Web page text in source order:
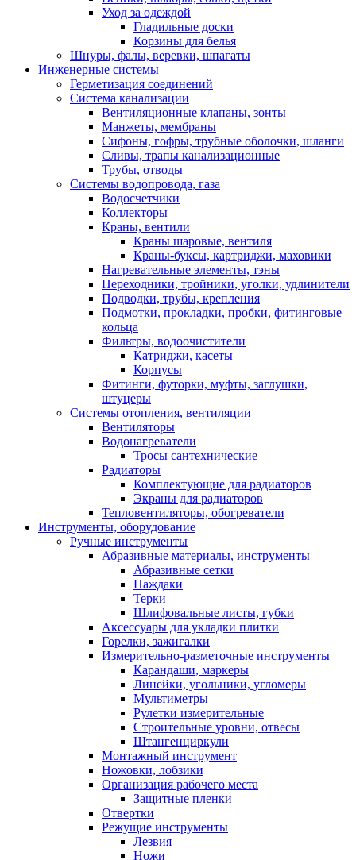
Уход за одеждой
Гладильные доски
Корзины для белья
Шнуры, фалы, веревки, шпагаты
Инженерные системы
Герметизация соединений
Система канализации
Вентиляционные клапаны, зонты
Манжеты, мембраны
Сифоны, гофры, трубные оболочки, шланги
Сливы, трапы канализационные
Трубы, отводы
Системы водопровода, газа
Водосчетчики
Коллекторы
Краны, вентили
Краны шаровые, вентиля
Краны-буксы, картриджи, маховики
Нагревательные элементы, тэны
Переходники, тройники, уголки, удлинители
Подводки, трубы, крепления
Подмотки, прокладки, пробки, фитинговые
кольца
Фильтры, водоочистители
Катриджи, касеты
Корпусы
Фитинги, футорки, муфты, заглушки,
штуцеры
Системы отопления, вентиляции
Вентиляторы
Водонагреватели
Тросы сантехнические
Радиаторы
Комплектующие для радиаторов
Экраны для радиаторов
Тепловентиляторы, обогреватели
Инструменты, оборудование
Ручные инструменты
Абразивные материалы, инструменты
Абразивные сетки
Наждаки
Терки
Шлифовальные листы, губки
Аксессуары для укладки плитки
Горелки, зажигалки
Измерительно-разметочные инструменты
Карандаши, маркеры
Линейки, угольники, угломеры
Мультиметры
Рулетки измерительные
Строительные уровни, отвесы
Штангенциркули
Монтажный инструмент
Ножовки, лобзики
Организация рабочего места
Защитные пленки
Отвертки
Режущие инструменты
Лезвия
Ножи